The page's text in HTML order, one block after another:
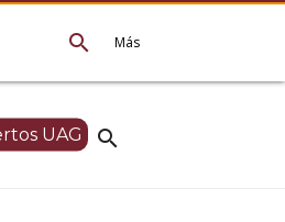
Más
search
search
UAG